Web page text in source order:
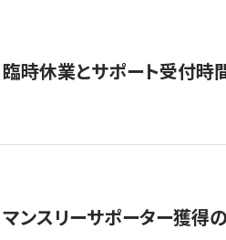
臨時休業とサポート受付時
マンスリーサポーター獲得